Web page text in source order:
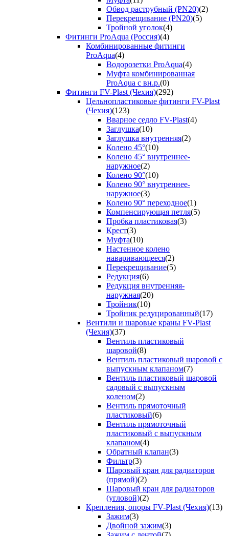
Обвод раструбный (PN20)(2)
Перекрещивание (PN20)(5)
Тройной уголок(4)
Фитинги ProAqua (Россия)(4)
Комбинированные фитинги
ProAqua(4)
Водорозетки ProAqua(4)
Муфта комбинированная
ProAqua с вн.р.(0)
Фитинги FV-Plast (Чехия)(292)
Цельнопластиковые фитинги FV-Plast
(Чехия)(123)
Вварное седло FV-Plast(4)
Заглушка(10)
Заглушка внутренняя(2)
Колено 45°(10)
Колено 45° внутреннее-
наружное(2)
Колено 90°(10)
Колено 90° внутреннее-
наружное(3)
Колено 90° переходное(1)
Компенсирующая петля(5)
Пробка пластиковая(3)
Крест(3)
Муфта(10)
Настенное колено
наваривающееся(2)
Перекрещивание(5)
Редукция(6)
Редукция внутренняя-
наружная(20)
Тройник(10)
Тройник редуцированный(17)
Вентили и шаровые краны FV-Plast
(Чехия)(37)
Вентиль пластиковый
шаровой(8)
Вентиль пластиковый шаровой с
выпускным клапаном(7)
Вентиль пластиковый шаровой
садовый с выпускным
коленом(2)
Вентиль прямоточный
пластиковый(6)
Вентиль прямоточный
пластиковый с выпускным
клапаном(4)
Обратный клапан(3)
Фильтр(3)
Шаровый кран для радиаторов
(прямой)(2)
Шаровый кран для радиаторов
(угловой)(2)
Крепления, опоры FV-Plast (Чехия)(13)
Зажим(3)
Двойной зажим(3)